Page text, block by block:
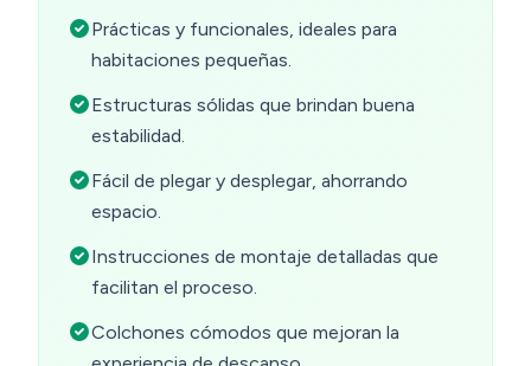
Prácticas y funcionales, ideales para
habitaciones pequeñas.
Estructuras sólidas que brindan buena
estabilidad.
Fácil de plegar y desplegar, ahorrando
espacio.
Instrucciones de montaje detalladas que
facilitan el proceso.
Colchones cómodos que mejoran la